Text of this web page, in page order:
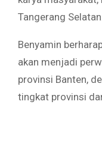
Tangerang Selatan.
Benyamin
akan menjadi
provinsi Banten,
tingkat provinsi